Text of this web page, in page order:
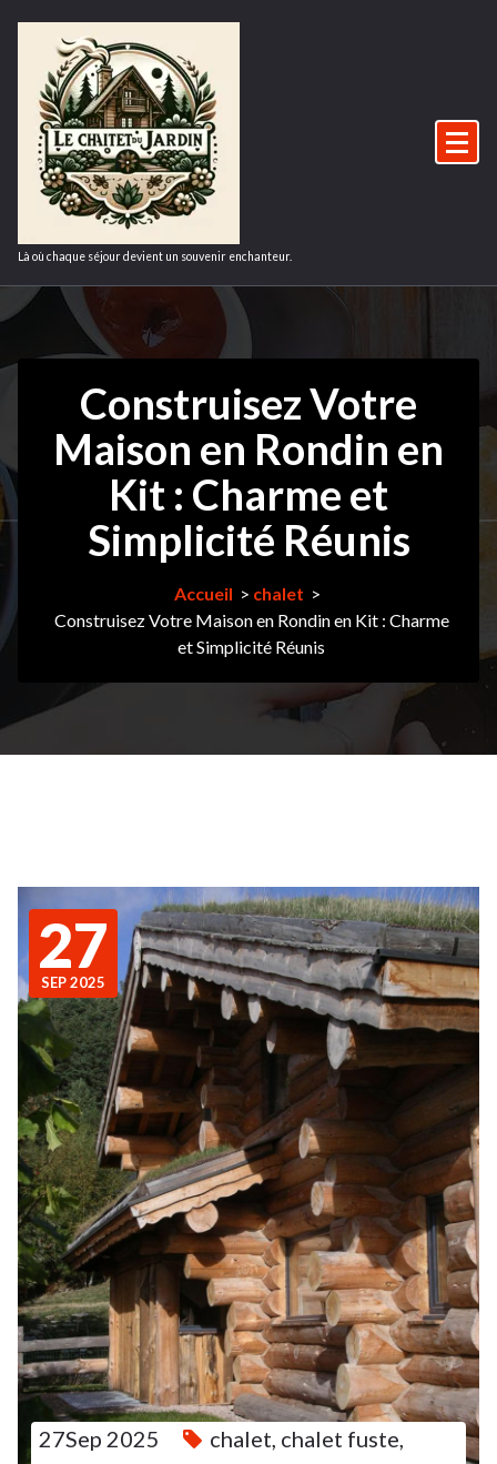
contenu
Là où chaque séjour devient un souvenir enchanteur.
Construisez Votre
Maison en Rondin en
Kit : Charme et
Simplicité Réunis
Accueil > chalet >
Construisez Votre Maison en Rondin en Kit : Charme
et Simplicité Réunis
27
SEP 2025
27Sep 2025 chalet chalet fuste